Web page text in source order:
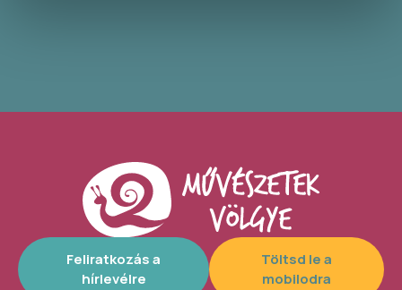
Feliratkozás a
hírlevélre
Töltsd le a
mobilodra